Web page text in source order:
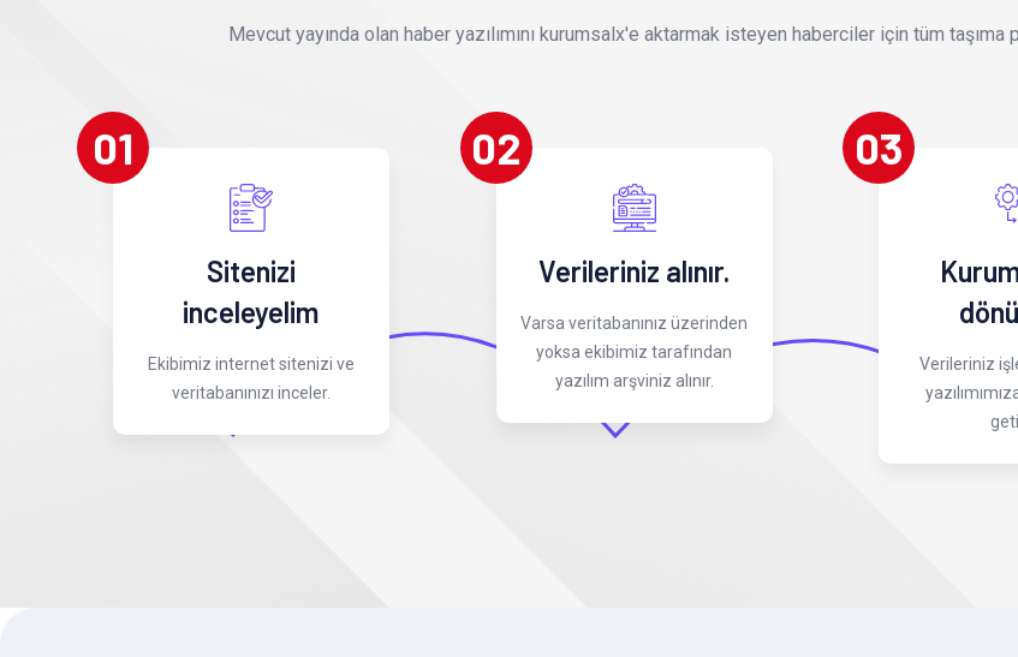
Mevcut yayında olan haber yazılımını kurumsalx'e aktarmak isteyen haberciler için tüm taşıma
01
Sitenizi
inceleyelim
Ekibimiz internet sitenizi ve
veritabanınızı inceler.
02
Verileriniz alınır.
Varsa veritabanınız üzerinden
yoksa ekibimiz tarafından
yazılım arşviniz alınır.
03
Verileriniz